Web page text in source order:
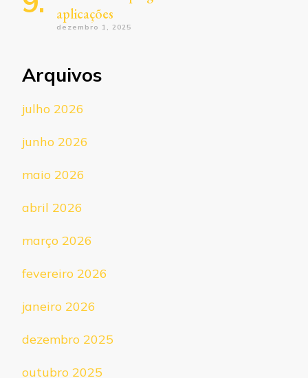
aplicações
dezembro 1, 2025
Arquivos
julho 2026
junho 2026
maio 2026
abril 2026
março 2026
fevereiro 2026
janeiro 2026
dezembro 2025
outubro 2025